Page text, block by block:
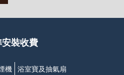
裝收費
機 浴室寶及抽氣扇